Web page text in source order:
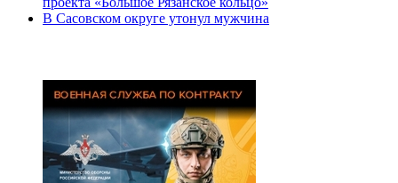
В Сасовском округе утонул мужчина